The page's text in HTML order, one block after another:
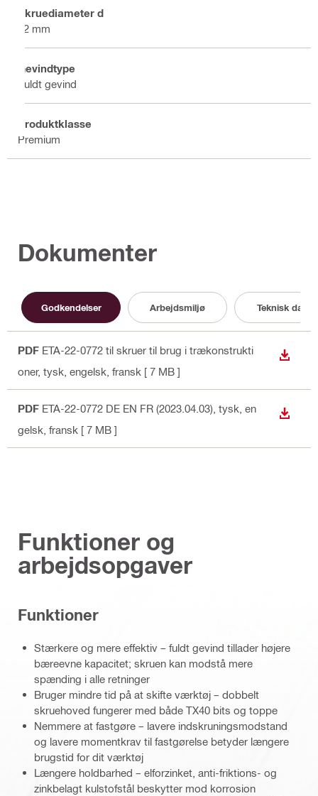
Skruediameter d
12 mm
Gevindtype
Fuldt gevind
Produktklasse
Premium
Dokumenter
Godkendelser Arbejdsmiljø Teknisk data
PDF ETA-22-0772 til skruer til brug i trækonstrukti
oner, tysk, engelsk, fransk [ 7 MB ]
PDF ETA-22-0772 DE EN FR (2023.04.03) , tysk, en
gelsk, fransk [ 7 MB ]
Funktioner og
arbejdsopgaver
Funktioner
Stærkere og mere effektiv – fuldt gevind tillader højere
bæreevne kapacitet; skruen kan modstå mere
spænding i alle retninger
Bruger mindre tid på at skifte værktøj – dobbelt
skruehoved fungerer med både TX40 bits og toppe
Nemmere at fastgøre – lavere indskruningsmodstand
og lavere momentkrav til fastgørelse betyder længere
brugstid for dit værktøj
Længere holdbarhed – elforzinket, anti-friktions- og
zinkbelagt kulstofstål beskytter mod korrosion